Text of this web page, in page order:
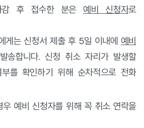
감 후 접수한 분은 예비 신청자로
게는 신청서 제출 후 5일 이내에 예비
송합니다. 신청 취소 자리가 발생할
를 확인하기 위해 순차적으로 전화
예비 신청자를 위해 꼭 취소 연락을